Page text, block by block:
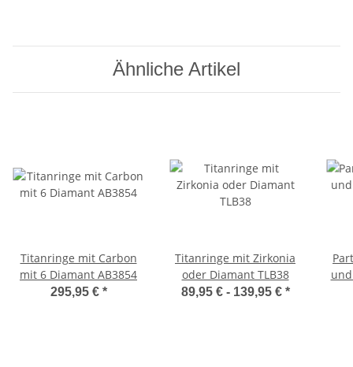
Ähnliche Artikel
Titanringe mit Carbon
mit 6 Diamant AB3854
295,95 € *
Titanringe mit Zirkonia
oder Diamant TLB38
89,95 € - 139,95 € *